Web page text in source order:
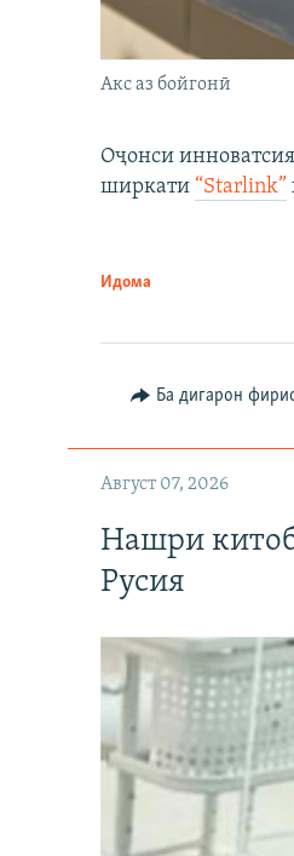
Акс аз бойгонӣ
Оҷонси
ширкати “Starlink”
Идома
Ба дигарон
Август 07, 2026
Нашри
Русия